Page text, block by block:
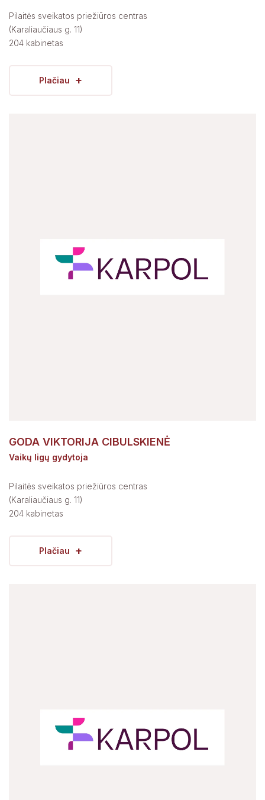
Pilaitės sveikatos priežiūros centras
(Karaliaučiaus g. 11)
204 kabinetas
Plačiau +
GODA VIKTORIJA CIBULSKIENĖ
Vaikų ligų gydytoja
Pilaitės sveikatos priežiūros centras
(Karaliaučiaus g. 11)
204 kabinetas
Plačiau +